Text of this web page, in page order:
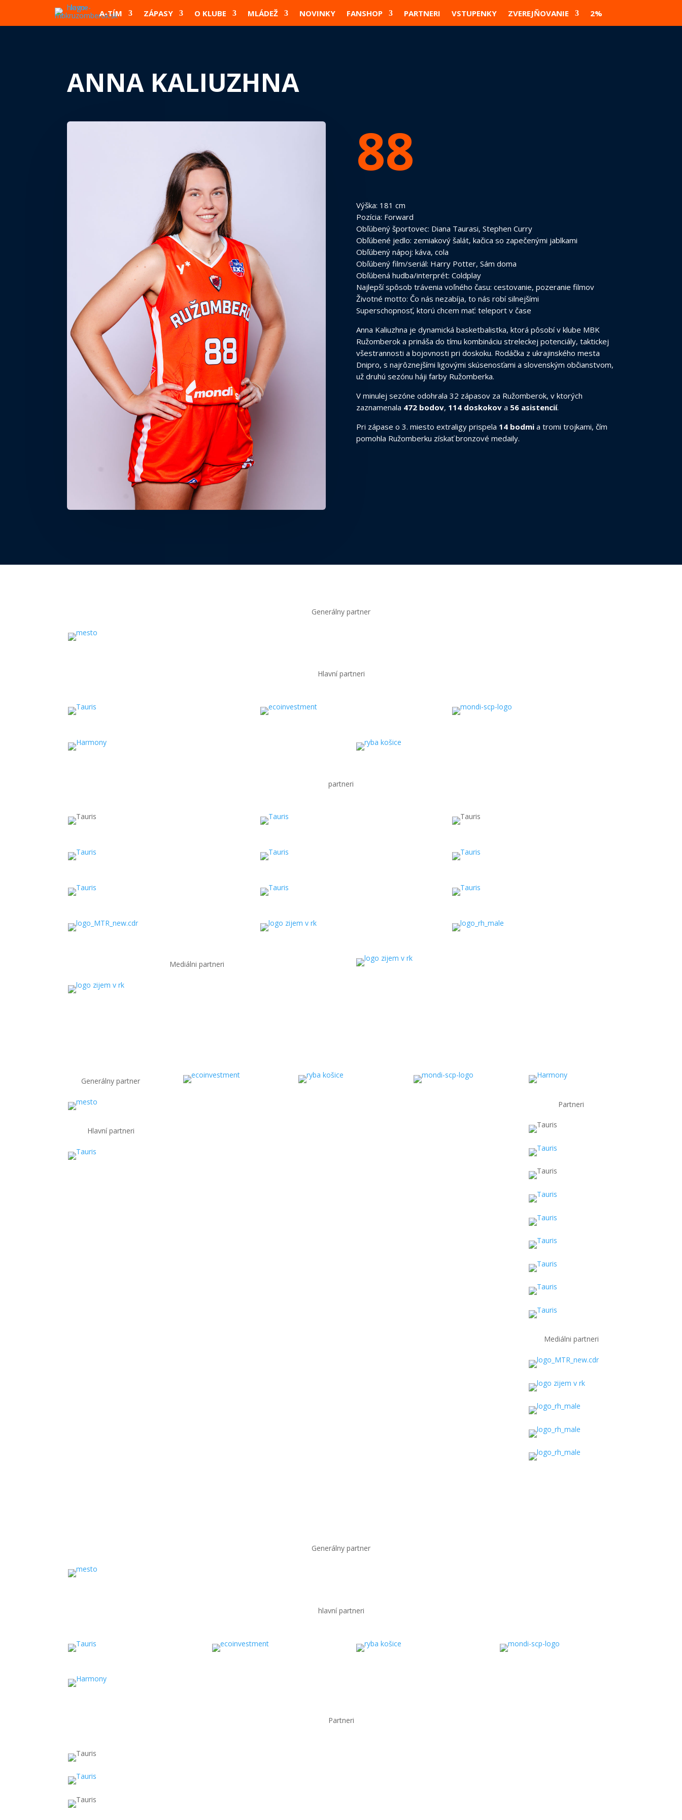
A-TÍM ZÁPASY O KLUBE MLÁDEŽ NOVINKY FANSHOP PARTNERI VSTUPENKY ZVEREJŇOVANIE 2%
ANNA KALIUZHNA
88
Výška: 181 cm
Pozícia: Forward
Obľúbený športovec: Diana Taurasi, Stephen Curry
Obľúbené jedlo: zemiakový šalát, kačica so zapečenými jablkami
Obľúbený nápoj: káva, cola
Obľúbený film/seriál: Harry Potter, Sám doma
Obľúbená hudba/interprét: Coldplay
Najlepší spôsob trávenia voľného času: cestovanie, pozeranie filmov
Životné motto: Čo nás nezabíja, to nás robí silnejšími
Superschopnosť, ktorú chcem mať: teleport v čase
Anna Kaliuzhna je dynamická basketbalistka, ktorá pôsobí v klube MBK
Ružomberok a prináša do tímu kombináciu streleckej potenciály, taktickej
všestrannosti a bojovnosti pri doskoku. Rodáčka z ukrajinského mesta
Dnipro, s najrôznejšími ligovými skúsenosťami a slovenským občianstvom,
už druhú sezónu háji farby Ružomberka.
V minulej sezóne odohrala 32 zápasov za Ružomberok, v ktorých
zaznamenala 472 bodov, 114 doskokova 56 asistencií.
Pri zápase o 3. miesto extraligy prispela 14 bodmia tromi trojkami, čím
pomohla Ružomberku získať bronzové medaily.
Generálny partner
Hlavní partneri
partneri
Mediálni partneri
Generálny partner
Hlavní partneri
Partneri
Mediálni partneri
Generálny partner
hlavní partneri
Partneri